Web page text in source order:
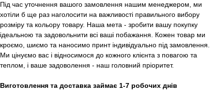
Під час уточнення вашого замовлення нашим менеджером, ми
хотіли б ще раз наголосити на важливості правильного вибору
розміру та кольору товару. Наша мета - зробити вашу покупку
ідеальною та задовольнити всі ваші побажання. Кожен товар ми
кроємо, шиємо та наносимо принт індивідуально під замовлення.
Ми цінуємо вас і відносимося до кожного клієнта з повагою та
теплом, і ваше задоволення - наш головний пріоритет.
Виготовлення та доставка займає 1-7 робочих днів